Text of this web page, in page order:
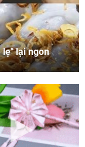
lẹ" lại ngon